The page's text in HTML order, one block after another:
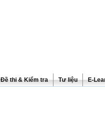
Đề thi & Kiểm tra Tư liệu E-